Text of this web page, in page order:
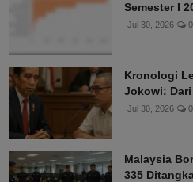
Semester I
Jul 30, 2026 0
Kronologi
Jokowi: Dari
Jul 30, 2026 0
Malaysia
335